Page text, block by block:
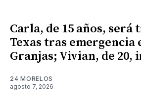
Carla, de 15 años, será
Texas tras emergencia
Granjas; Vivian, de 20,
24 MORELOS
agosto 7, 2026